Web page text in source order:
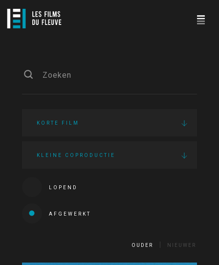
KORTE FILM
KLEINE COPRODUCTIE
LOPEND
AFGEWERKT
OUDER NIEUWER